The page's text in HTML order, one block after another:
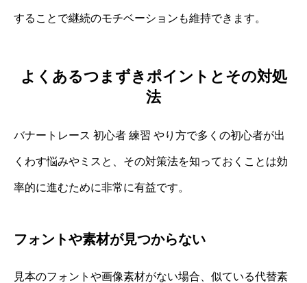
することで継続のモチベーションも維持できます。
よくあるつまずきポイントとその対処
法
バナートレース 初心者 練習 やり方で多くの初心者が出
くわす悩みやミスと、その対策法を知っておくことは効
率的に進むために非常に有益です。
フォントや素材が見つからない
見本のフォントや画像素材がない場合、似ている代替素